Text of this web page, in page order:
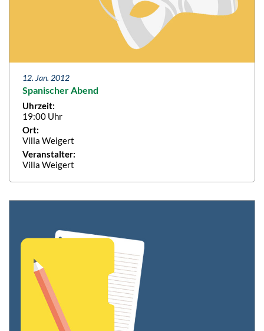
12. Jan. 2012
Spanischer Abend
Uhrzeit:
19:00 Uhr
Ort:
Villa Weigert
Veranstalter:
Villa Weigert